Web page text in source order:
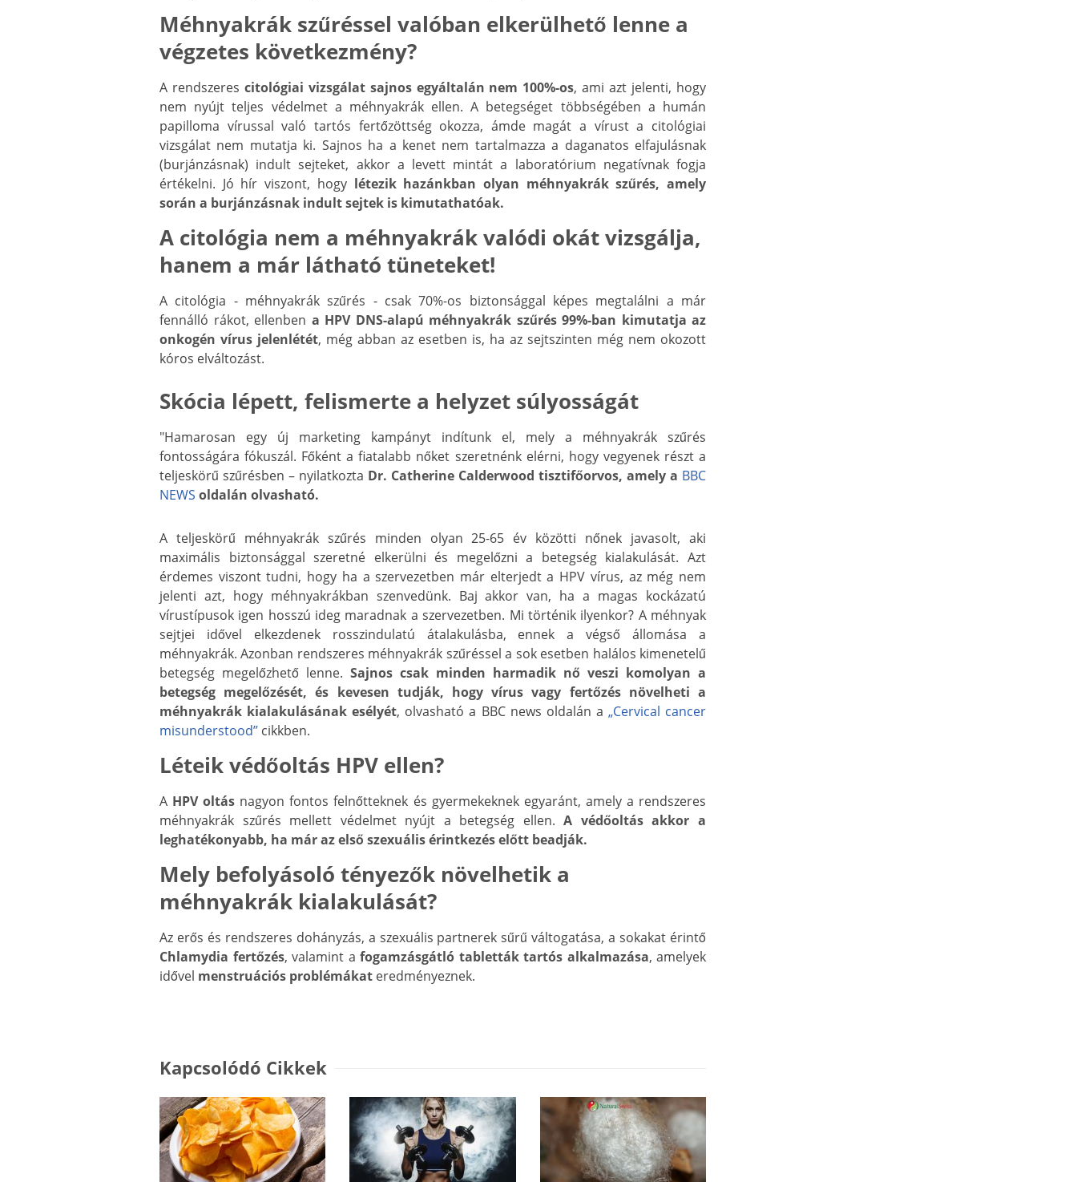
Méhnyakrák szűréssel valóban elkerülhető lenne a
végzetes következmény?
A rendszeres citológiai vizsgálat sajnos egyáltalán nem 100%-os, ami azt jelenti, hogy
nem nyújt teljes védelmet a méhnyakrák ellen. A betegséget többségében a humán
papilloma vírussal való tartós fertőzöttség okozza, ámde magát a vírust a citológiai
vizsgálat nem mutatja ki. Sajnos ha a kenet nem tartalmazza a daganatos elfajulásnak
(burjánzásnak) indult sejteket, akkor a levett mintát a laboratórium negatívnak fogja
értékelni. Jó hír viszont, hogy létezik hazánkban olyan méhnyakrák szűrés, amely
során a burjánzásnak indult sejtek is kimutathatóak.
A citológia nem a méhnyakrák valódi okát vizsgálja,
hanem a már látható tüneteket!
A citológia - méhnyakrák szűrés - csak 70%-os biztonsággal képes megtalálni a már
fennálló rákot, ellenben a HPV DNS-alapú méhnyakrák szűrés 99%-ban kimutatja az
onkogén vírus jelenlétét, még abban az esetben is, ha az sejtszinten még nem okozott
kóros elváltozást.
Skócia lépett, felismerte a helyzet súlyosságát
"Hamarosan egy új marketing kampányt indítunk el, mely a méhnyakrák szűrés
fontosságára fókuszál. Főként a fiatalabb nőket szeretnénk elérni, hogy vegyenek részt a
teljeskörű szűrésben – nyilatkozta Dr. Catherine Calderwood tisztifőorvos, amely a BBC
NEWS oldalán olvasható.
A teljeskörű méhnyakrák szűrés minden olyan 25-65 év közötti nőnek javasolt, aki
maximális biztonsággal szeretné elkerülni és megelőzni a betegség kialakulását. Azt
érdemes viszont tudni, hogy ha a szervezetben már elterjedt a HPV vírus, az még nem
jelenti azt, hogy méhnyakrákban szenvedünk. Baj akkor van, ha a magas kockázatú
vírustípusok igen hosszú ideg maradnak a szervezetben. Mi történik ilyenkor? A méhnyak
sejtjei idővel elkezdenek rosszindulatú átalakulásba, ennek a végső állomása a
méhnyakrák. Azonban rendszeres méhnyakrák szűréssel a sok esetben halálos kimenetelű
betegség megelőzhető lenne. Sajnos csak minden harmadik nő veszi komolyan a
betegség megelőzését, és kevesen tudják, hogy vírus vagy fertőzés növelheti a
méhnyakrák kialakulásának esélyét, olvasható a BBC news oldalán a „Cervical cancer
misunderstood” cikkben.
Léteik védőoltás HPV ellen?
A HPV oltás nagyon fontos felnőtteknek és gyermekeknek egyaránt, amely a rendszeres
méhnyakrák szűrés mellett védelmet nyújt a betegség ellen.A védőoltás akkor a
leghatékonyabb, ha már az első szexuális érintkezés előtt beadják.
Mely befolyásoló tényezők növelhetik a
méhnyakrák kialakulását?
Az erős és rendszeres dohányzás, a szexuális partnerek sűrű váltogatása, a sokakat érintő
Chlamydia fertőzés, valamint a fogamzásgátló tabletták tartós alkalmazása, amelyek
idővel menstruációs problémákat eredményeznek.
Kapcsolódó Cikkek